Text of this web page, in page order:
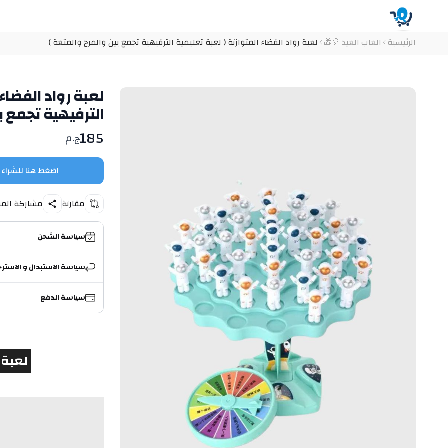
الرئيسية العاب العيد 🎈🎁 لعبة رواد الفضاء المتوازنة ( لعبة تعليمية الترفيهية تجمع بين والمرح والمتعة )
لعبة رواد
الترفيهية
185ج.م
اضغط هنا للشراء
مقارنة مشاركة
سياسة الشحن
سياسة الاستبدال و
سياسة الدفع